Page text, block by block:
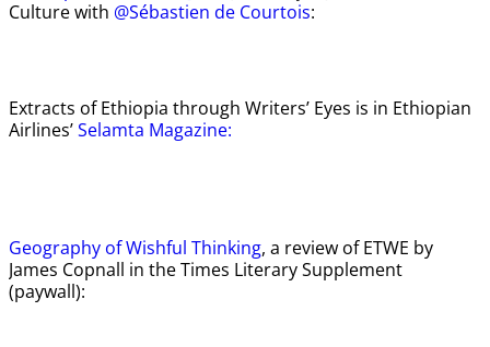
Culture with @Sébastien de Courtois:
Extracts of Ethiopia through Writers’ Eyes is in Ethiopian
Airlines’Selamta Magazine:
Geography of Wishful Thinking, a review of ETWE by
James Copnall in the Times Literary Supplement
(paywall):